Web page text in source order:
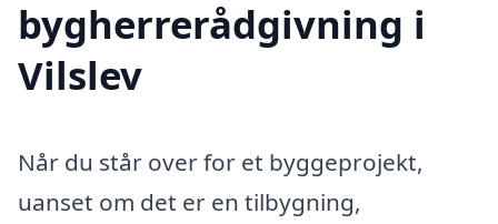
bygherrerådgivning i
Vilslev
Når du står over for et byggeprojekt,
uanset om det er en tilbygning,